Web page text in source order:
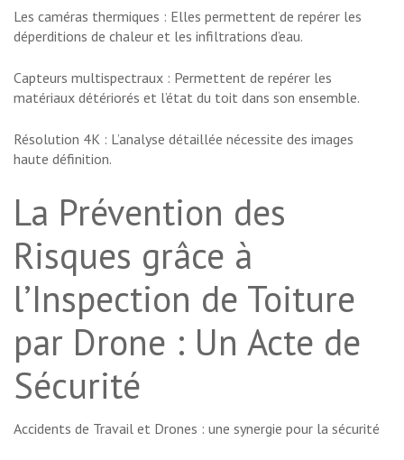
Les caméras thermiques : Elles permettent de repérer les
déperditions de chaleur et les infiltrations d’eau.
Capteurs multispectraux : Permettent de repérer les
matériaux détériorés et l’état du toit dans son ensemble.
Résolution 4K : L’analyse détaillée nécessite des images
haute définition.
La Prévention des
Risques grâce à
l’Inspection de Toiture
par Drone : Un Acte de
Sécurité
Accidents de Travail et Drones : une synergie pour la sécurité